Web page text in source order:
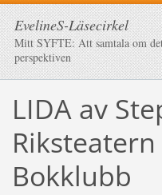
EvelineS-Läsecirkel
Mitt SYFTE: Att samtala om
perspektiven
LIDA av
Bokklubb